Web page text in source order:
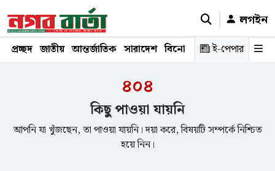
লগইন
প্রচ্ছদ জাতীয় আন্তর্জাতিক সারাদেশ বিনোদন রাজনীতি স্বাস্থ্য
ই-পেপার
৪০৪
কিছু পাওয়া যায়নি
আপনি যা খুঁজছেন, তা পাওয়া যায়নি। দয়া করে, বিষয়টি সম্পর্কে নিশ্চিত
হয়ে নিন।